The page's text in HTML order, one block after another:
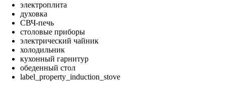
электроплита
духовка
СВЧ-печь
столовые приборы
электрический чайник
холодильник
кухонный гарнитур
обеденный стол
label_property_induction_stove